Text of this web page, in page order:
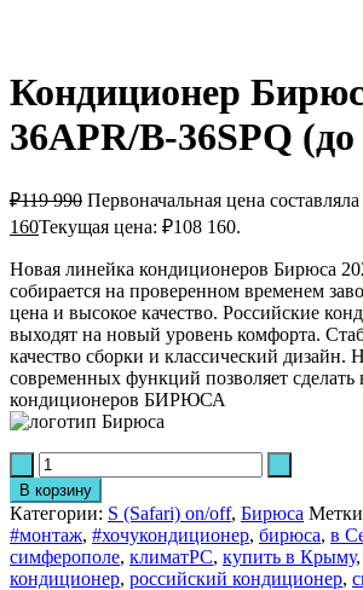
Кондиционер
36APR/B-36SPQ (до
₽119 990 Первоначальная цена
160Текущая цена: ₽108 160.
Новая линейка кондиционеров Бирюса
собирается на проверенном временем
цена и высокое качество. Российские
выходят на новый уровень комфорта.
качество сборки и классический дизайн.
современных функций позволяет сделать
кондиционеров БИРЮСА
В корзину
Категории: S (Safari) on/off, Бирюса
#монтаж, #хочукондиционер, бирюса, в
симферополе, климатРС, купить в Крыму,
кондиционер, российский кондиционер,